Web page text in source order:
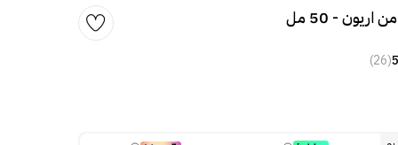
- 50 مل
5
(26)